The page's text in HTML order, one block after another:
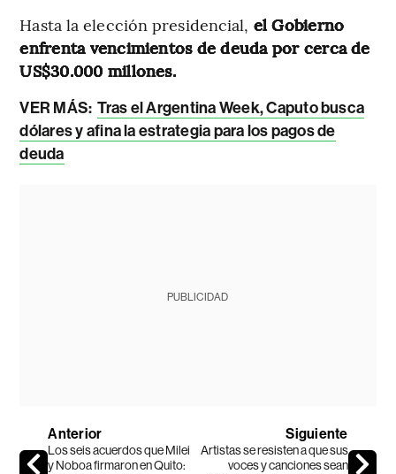
Hasta la elección presidencial, el Gobierno
enfrenta vencimientos de deuda por cerca de
US$30.000 millones.
VER MÁS: Tras el Argentina Week, Caputo busca
dólares y afina la estrategia para los pagos de
deuda
PUBLICIDAD
Anterior
Los seis acuerdos que Milei
y Noboa firmaron en Quito:
Siguiente
Artistas se resisten a que sus
voces y canciones sean